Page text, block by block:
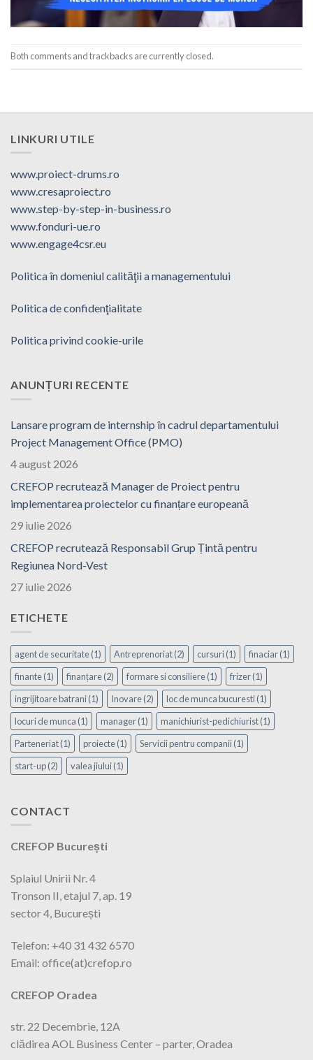
Both comments and trackbacks are currently closed.
LINKURI UTILE
www.proiect-drums.ro
www.cresaproiect.ro
www.step-by-step-in-business.ro
www.fonduri-ue.ro
www.engage4csr.eu
Politica în domeniul calităţii a managementului
Politica de confidenţialitate
Politica privind cookie-urile
ANUNȚURI RECENTE
Lansare program de internship în cadrul departamentului
Project Management Office (PMO)
4 august 2026
CREFOP recrutează Manager de Proiect pentru
implementarea proiectelor cu finanțare europeană
29 iulie 2026
CREFOP recrutează Responsabil Grup Țintă pentru
Regiunea Nord-Vest
27 iulie 2026
ETICHETE
agent de securitate(1) Antreprenoriat(2) cursuri(1) finaciar(1)
finante(1) finanțare(2) formare si consiliere(1) frizer(1)
ingrijitoare batrani(1) Inovare(2) loc de munca bucuresti(1)
locuri de munca (1) manager(1) manichiurist-pedichiurist(1)
Parteneriat(1) proiecte(1) Servicii pentru companii(1)
start-up(2) valea jiului(1)
CONTACT
CREFOP București
Splaiul Unirii Nr. 4
Tronson II, etajul 7, ap. 19
sector 4, București
Telefon: +40 31 432 6570
Email: office(at)crefop.ro
CREFOP Oradea
str. 22 Decembrie, 12A
clădirea AOL Business Center – parter, Oradea